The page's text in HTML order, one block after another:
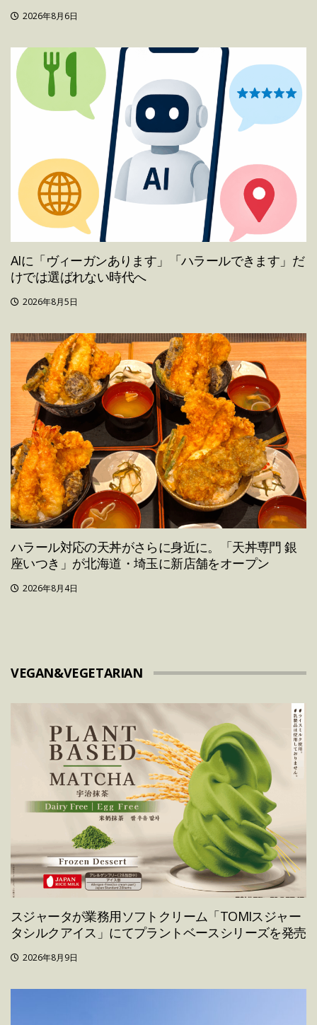
2026年8月6日
AIに「ヴィーガンあります」「ハラールできます」だ
けでは選ばれない時代へ
2026年8月5日
ハラール対応の天丼がさらに身近に。「天丼専門 銀
座いつき」が北海道・埼玉に新店舗をオープン
2026年8月4日
VEGAN&VEGETARIAN
スジャータが業務用ソフトクリーム「TOMIスジャー
タシルクアイス」にてプラントベースシリーズを発売
2026年8月9日